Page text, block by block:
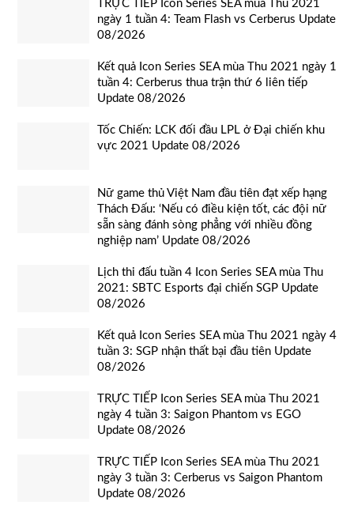
TRỰC TIẾP Icon Series SEA mùa Thu 2021
ngày 1 tuần 4: Team Flash vs Cerberus Update
08/2026
Kết quả Icon Series SEA mùa Thu 2021 ngày 1
tuần 4: Cerberus thua trận thứ 6 liên tiếp
Update 08/2026
Tốc Chiến: LCK đối đầu LPL ở Đại chiến khu
vực 2021 Update 08/2026
Nữ game thủ Việt Nam đầu tiên đạt xếp hạng
Thách Đấu: ‘Nếu có điều kiện tốt, các đội nữ
sẵn sàng đánh sòng phẳng với nhiều đồng
nghiệp nam’ Update 08/2026
Lịch thi đấu tuần 4 Icon Series SEA mùa Thu
2021: SBTC Esports đại chiến SGP Update
08/2026
Kết quả Icon Series SEA mùa Thu 2021 ngày 4
tuần 3: SGP nhận thất bại đầu tiên Update
08/2026
TRỰC TIẾP Icon Series SEA mùa Thu 2021
ngày 4 tuần 3: Saigon Phantom vs EGO
Update 08/2026
TRỰC TIẾP Icon Series SEA mùa Thu 2021
ngày 3 tuần 3: Cerberus vs Saigon Phantom
Update 08/2026